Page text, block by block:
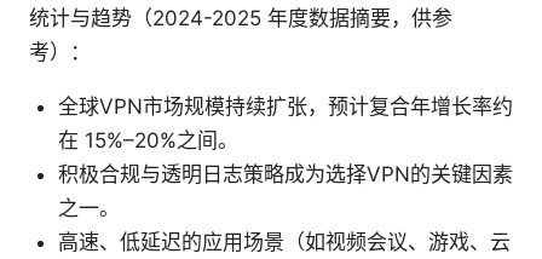
统计与趋势（2024-2025 年度数据摘要，供参
考）：
全球VPN市场规模持续扩张，预计复合年增长率约
在 15%–20%之间。
积极合规与透明日志策略成为选择VPN的关键因素
之一。
高速、低延迟的应用场景（如视频会议、游戏、云